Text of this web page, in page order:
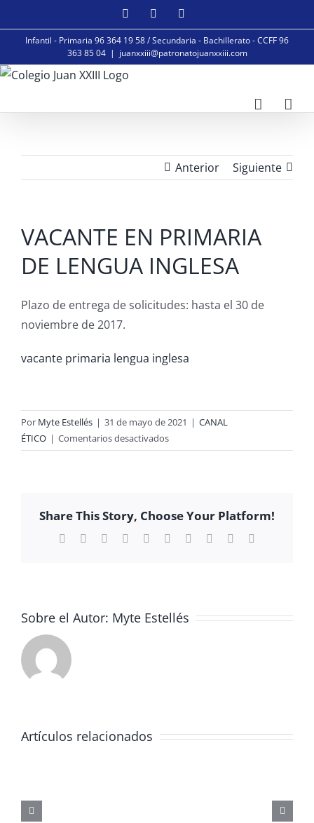
al
contenido
FacebookInstagram
Infantil - Primaria 96 364 19 58 / Secundaria - Bachillerato - CCFF 96
363 85 04 | juanxxiii@patronatojuanxxiii.com
Anterior Siguiente
VACANTE EN PRIMARIA
DE LENGUA INGLESA
Plazo de entrega de solicitudes: hasta el 30 de
noviembre de 2017.
vacante primaria lengua inglesa
Por Myte Estellés | 31 de mayo de 2021 | CANAL
ÉTICO | Comentarios desactivadosen
VACANTE
LENGUA
INGLESA
Share This Story, Choose Your Platform!
Facebook Reddit LinkedInWhatsApp
TumblrPinterest Xing
Sobre el Autor: Myte Estellés
Artículos relacionados